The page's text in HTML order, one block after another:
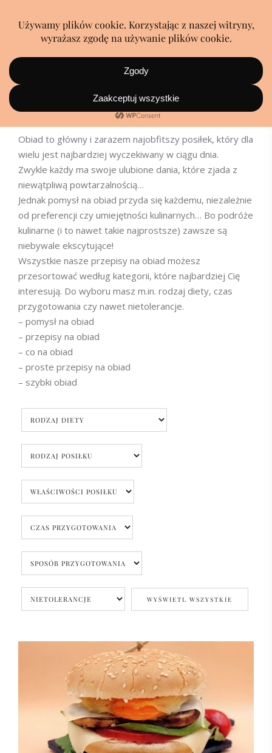
Obiad
Obiad to główny i zarazem najobfitszy posiłek, który dla
wielu jest najbardziej wyczekiwany w ciągu dnia.
Zwykle każdy ma swoje ulubione dania, które zjada z
niewątpliwą powtarzalnością…
Jednak pomysł na obiad przyda się każdemu, niezależnie
od preferencji czy umiejętności kulinarnych… Bo podróże
kulinarne (i to nawet takie najprostsze) zawsze są
niebywale ekscytujące!
Wszystkie nasze przepisy na obiad możesz
przesortować według kategorii, które najbardziej Cię
interesują. Do wyboru masz m.in. rodzaj diety, czas
przygotowania czy nawet nietolerancje.
– pomysł na obiad
– przepisy na obiad
– co na obiad
– proste przepisy na obiad
– szybki obiad